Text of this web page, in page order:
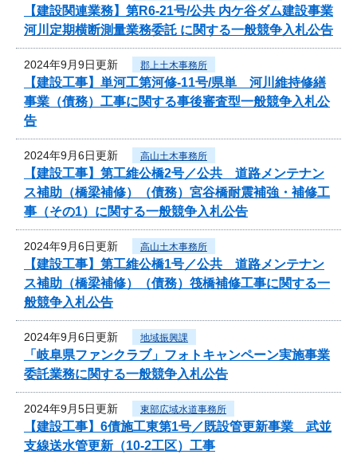
【建設関連業務】第R6-21号/公共 内ケ谷ダム建設事業
河川定期横断測量業務委託 に関する一般競争入札公告
2024年9月9日更新 郡上土木事務所
【建設工事】単河工第河修-11号/県単 河川維持修繕
事業（債務）工事に関する事後審査型一般競争入札公
告
2024年9月6日更新 高山土木事務所
【建設工事】第工維公橋2号／公共 道路メンテナン
ス補助（橋梁補修）（債務）宮谷橋耐震補強・補修工
事（その1）に関する一般競争入札公告
2024年9月6日更新 高山土木事務所
【建設工事】第工維公橋1号／公共 道路メンテナン
ス補助（橋梁補修）（債務）筏橋補修工事に関する一
般競争入札公告
2024年9月6日更新 地域振興課
「岐阜県ファンクラブ」フォトキャンペーン実施事業
委託業務に関する一般競争入札公告
2024年9月5日更新 東部広域水道事務所
【建設工事】6債施工東第1号／既設管更新事業 武並
支線送水管更新（10-2工区）工事